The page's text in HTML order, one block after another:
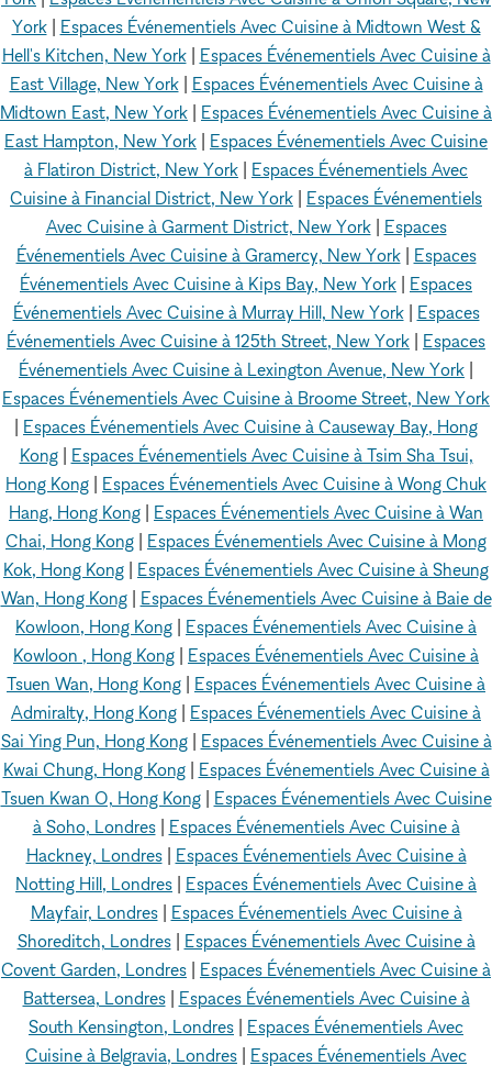
York| Espaces Événementiels Avec Cuisine à Midtown West &
Hell's Kitchen, New York| Espaces Événementiels Avec Cuisine à
East Village, New York| Espaces Événementiels Avec Cuisine à
Midtown East, New York
Espaces Événementiels Avec Cuisine à
East Hampton, New York
Espaces Événementiels Avec Cuisine
à Flatiron District, New York
Espaces Événementiels Avec
Cuisine à Financial District, New York
Espaces Événementiels
Avec Cuisine à Garment District, New York| Espaces
Événementiels Avec Cuisine à Gramercy, New York| Espaces
Événementiels Avec Cuisine à Kips Bay, New York
Espaces
Événementiels Avec Cuisine à Murray Hill, New York| Espaces
Événementiels Avec Cuisine à 125th Street, New York
Espaces
Événementiels Avec Cuisine à Lexington Avenue, New York
Espaces Événementiels Avec Cuisine à Broome Street, New York
Espaces Événementiels Avec Cuisine à Causeway Bay, Hong
Kong| Espaces Événementiels Avec Cuisine à Tsim Sha Tsui,
Hong Kong
Espaces Événementiels Avec Cuisine à Wong Chuk
Hang, Hong Kong
Espaces Événementiels Avec Cuisine à Wan
Chai, Hong Kong
Espaces Événementiels Avec Cuisine à Mong
Kok, Hong Kong
Espaces Événementiels Avec Cuisine à Sheung
Wan, Hong Kong| Espaces Événementiels Avec Cuisine à Baie de
Kowloon, Hong Kong
Espaces Événementiels Avec Cuisine à
Kowloon , Hong Kong
Espaces Événementiels Avec Cuisine à
Tsuen Wan, Hong Kong
Espaces Événementiels Avec Cuisine à
Admiralty, Hong Kong
Espaces Événementiels Avec Cuisine à
Sai Ying Pun, Hong Kong| Espaces Événementiels Avec Cuisine à
Kwai Chung, Hong Kong| Espaces Événementiels Avec Cuisine à
Tsuen Kwan O, Hong Kong| Espaces Événementiels Avec Cuisine
à Soho, Londres| Espaces Événementiels Avec Cuisine à
Hackney, Londres| Espaces Événementiels Avec Cuisine à
Notting Hill, Londres
Espaces Événementiels Avec Cuisine à
Mayfair, Londres| Espaces Événementiels Avec Cuisine à
Shoreditch, Londres| Espaces Événementiels Avec Cuisine à
Covent Garden, Londres
Espaces Événementiels Avec Cuisine à
Battersea, Londres| Espaces Événementiels Avec Cuisine à
South Kensington, Londres
Espaces Événementiels Avec
Cuisine à Belgravia, Londres
Espaces Événementiels Avec